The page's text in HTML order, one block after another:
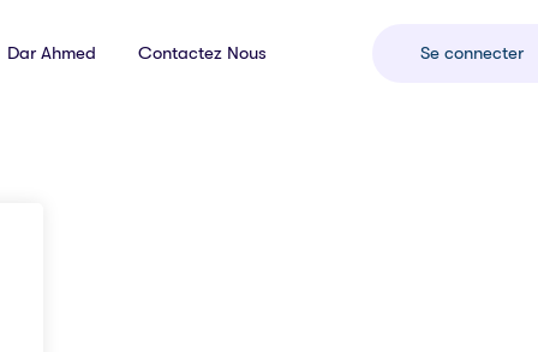
Dar Ahmed Contactez Nous Se connecter